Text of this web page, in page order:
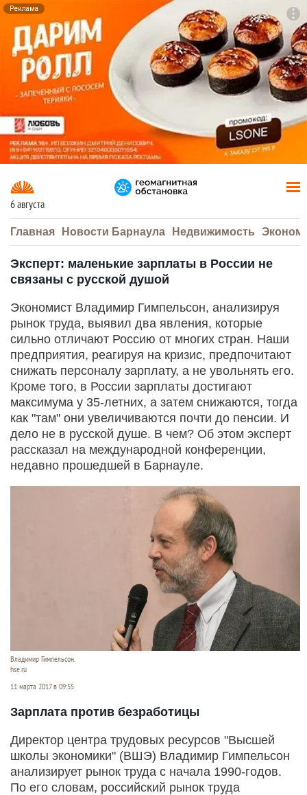
Реклама
6 августа
Главная Новости Барнаула Недвижимость
Эксперт: маленькие зарплаты в России не
связаны с русской душой
Экономист Владимир Гимпельсон, анализируя
рынок труда, выявил два явления, которые
сильно отличают Россию от многих стран. Наши
предприятия, реагируя на кризис, предпочитают
снижать персоналу зарплату, а не увольнять его.
Кроме того, в России зарплаты достигают
максимума у 35-летних, а затем снижаются, тогда
как "там" они увеличиваются почти до пенсии. И
дело не в русской душе. В чем? Об этом эксперт
рассказал на международной конференции,
недавно прошедшей в Барнауле.
Владимир Гимпельсон.
hse.ru
11 марта 2017 в 09:55
Зарплата против безработицы
Директор центра трудовых ресурсов "Высшей
школы экономики" (ВШЭ) Владимир Гимпельсон
анализирует рынок труда с начала 1990-годов.
По его словам, российский рынок труда